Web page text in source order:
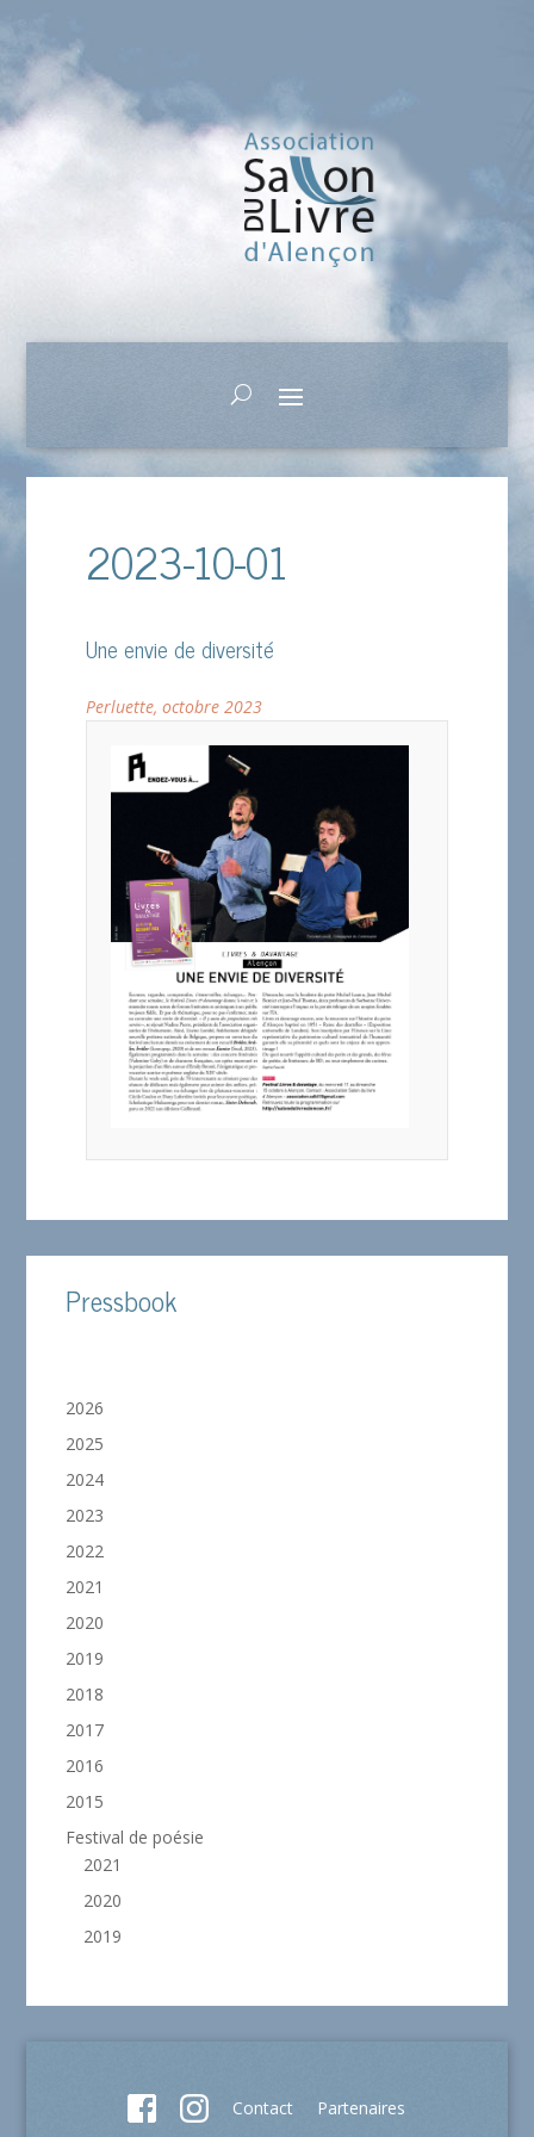
2023-10-01
Une envie de diversité
Perluette, octobre 2023
Pressbook
2026
2025
2024
2023
2022
2021
2020
2019
2018
2017
2016
2015
Festival de poésie
2021
2020
2019
Contact
Partenaires